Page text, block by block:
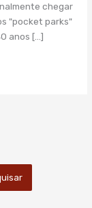
chegar
"pocket parks"
anos […]